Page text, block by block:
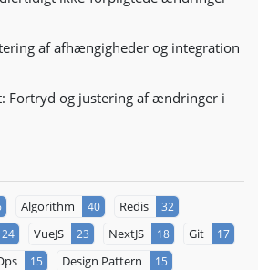
af afhængigheder og integration
Fortryd og justering af ændringer i
Algorithm 40 Redis 32
24 VueJS 23 NextJS 18 Git 17
15 Design Pattern 15